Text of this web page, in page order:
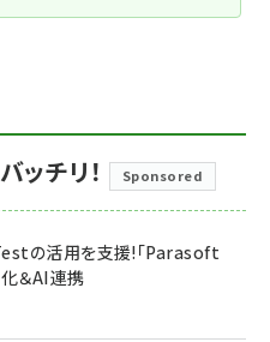
チリ！ Sponsored
の活用を支援!「Parasoft
＆AI連携